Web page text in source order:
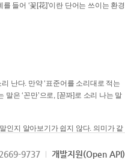
들어 ‘꽃[花]’이란 단어는 쓰이는 환경
리 난다. 만약 ‘표준어를 소리대로 적는
인지 알아보기가 쉽지 않다. 의미가 같
9737 개발지원(Open API)